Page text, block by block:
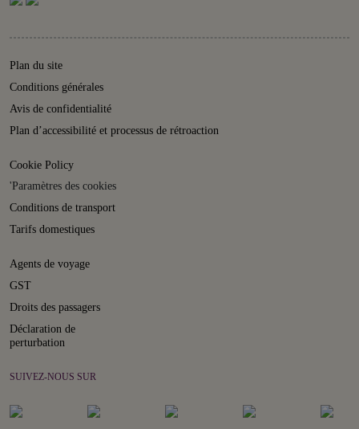
Plan du site
Conditions générales
Avis de confidentialité
Plan d’accessibilité et processus de rétroaction
Cookie Policy
'Paramètres des cookies
Conditions de transport
Tarifs domestiques
Agents de voyage
GST
Droits des passagers
Déclaration de
perturbation
SUIVEZ-NOUS SUR